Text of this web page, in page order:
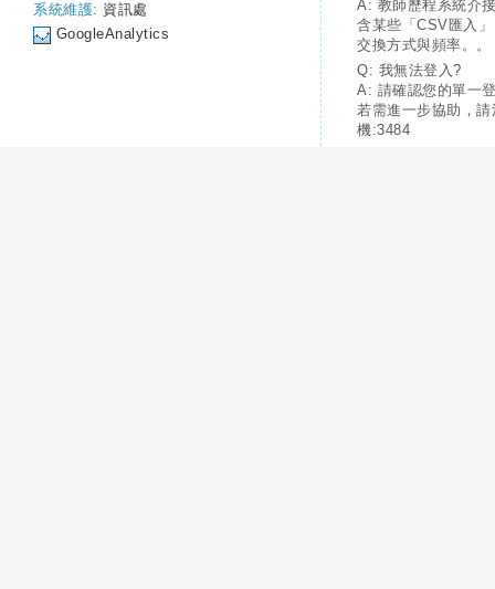
系統維護: 資訊處
GoogleAnalytics
A: 教師歷程系統介
含某些「CSV匯入
交換方式與頻率。。
Q: 我無法登入?
A: 請確認您的單一
若需進一步協助，
機:3484